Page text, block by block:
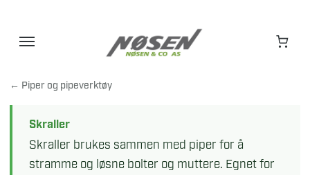
← Piper og pipeverktøy
Skraller
Skraller brukes sammen med piper for å
stramme og løsne bolter og muttere. Egnet for